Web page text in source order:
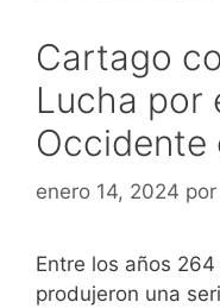
Cartago
Lucha por
Occidente
enero 14, 2024 por
Entre los años
produjeron una